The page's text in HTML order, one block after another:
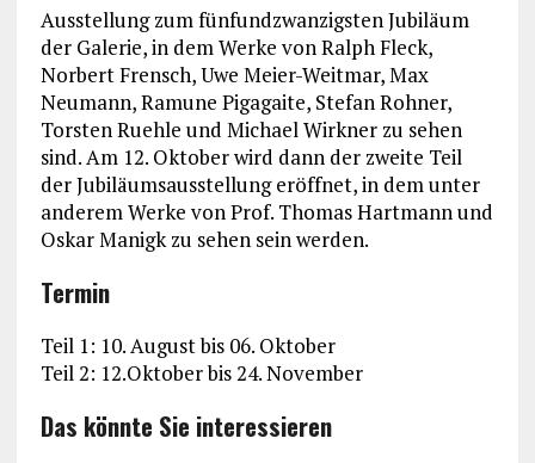
Ausstellung zum fünfundzwanzigsten Jubiläum
der Galerie, in dem Werke von Ralph Fleck,
Norbert Frensch, Uwe Meier-Weitmar, Max
Neumann, Ramune Pigagaite, Stefan Rohner,
Torsten Ruehle und Michael Wirkner zu sehen
sind. Am 12. Oktober wird dann der zweite Teil
der Jubiläumsausstellung eröffnet, in dem unter
anderem Werke von Prof. Thomas Hartmann und
Oskar Manigk zu sehen sein werden.
Termin
Teil 1: 10. August bis 06. Oktober
Teil 2: 12.Oktober bis 24. November
Das könnte Sie interessieren